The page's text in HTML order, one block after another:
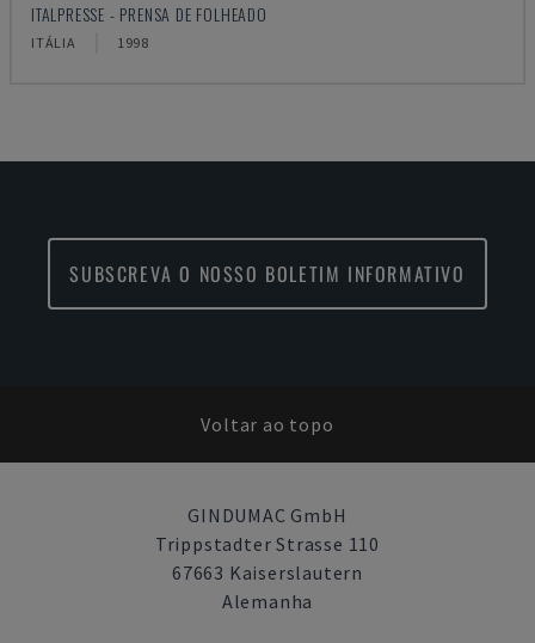
ITALPRESSE - PRENSA DE FOLHEADO
ITÁLIA 1998
SUBSCREVA O NOSSO BOLETIM INFORMATIVO
Voltar ao topo
GINDUMAC GmbH
Trippstadter Strasse 110
67663 Kaiserslautern
Alemanha